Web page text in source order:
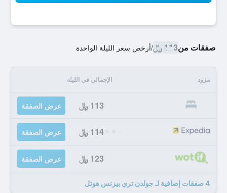
صفقات من113 ﷼ /أرخص سعر الليلة الواحدة
مزود الإجمالي في الليلة
113 ﷼ عرض الصفقة
114 ﷼ عرض الصفقة
123 ﷼ عرض الصفقة
4 صفقات إضافية لـ جولدن تري بيزنس هوتل